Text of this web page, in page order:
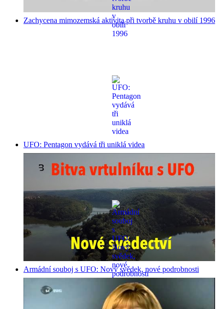
Zachycena mimozemská aktivita při tvorbě kruhu v obilí 1996
UFO: Pentagon vydává tři uniklá videa
Armádní souboj s UFO: Nový svědek, nové podrobnosti